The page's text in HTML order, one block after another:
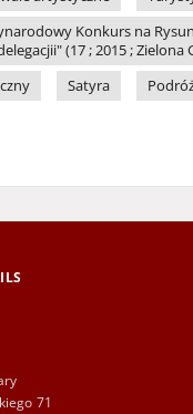
Konkurs na
(17 ; 2015 ; Zielona
Satyra
71